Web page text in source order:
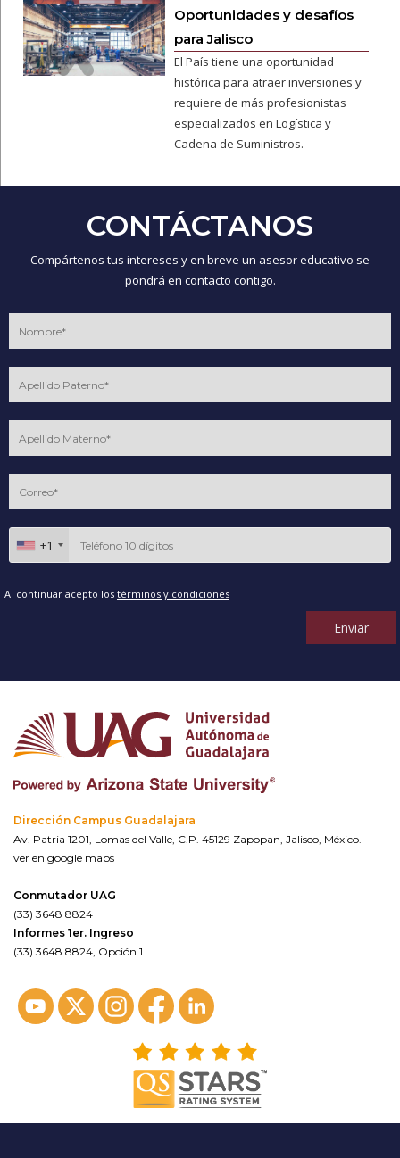
Oportunidades y desafíos
para Jalisco
El País tiene una oportunidad
histórica para atraer inversiones y
requiere de más profesionistas
especializados en Logística y
Cadena de Suministros.
CONTÁCTANOS
Compártenos tus intereses y en breve un asesor educativo se
pondrá en contacto contigo.
+1
Al continuar acepto los términos y condiciones
Enviar
Dirección Campus Guadalajara
Av. Patria 1201, Lomas del Valle, C.P. 45129 Zapopan, Jalisco, México.
ver en google maps
Conmutador UAG
(33) 3648 8824
Informes 1er. Ingreso
(33) 3648 8824, Opción 1